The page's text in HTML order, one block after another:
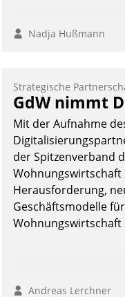
Nadja Hußmann
Strategische
GdW nimmt
Mit der Aufnahme
der Spitzenverband
Wohnungswirtschaft
Herausforderung,
Geschäftsmodelle
Wohnungswirtschaft
Andreas Lerchner